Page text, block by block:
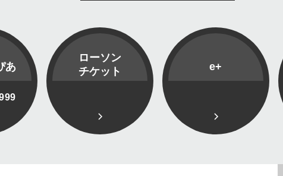
あ
ローソン
チケット
e+